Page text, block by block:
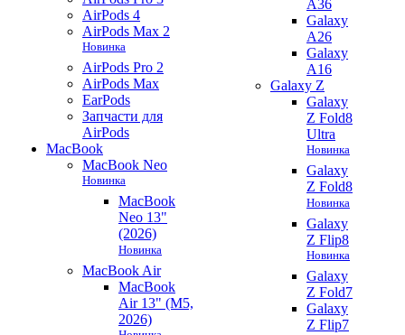
AirPods 4
AirPods Max 2
Новинка
AirPods Pro 2
AirPods Max
EarPods
Запчасти для
AirPods
MacBook
MacBook Neo
Новинка
MacBook
Neo 13"
(2026)
Новинка
MacBook Air
MacBook
Air 13" (M5,
2026)
A36
Galaxy
A26
Galaxy
A16
Galaxy Z
Galaxy
Z Fold8
Ultra
Новинка
Galaxy
Z Fold8
Новинка
Galaxy
Z Flip8
Новинка
Galaxy
Z Fold7
Galaxy
Z Flip7